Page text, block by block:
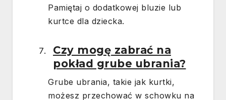
Pamiętaj o dodatkowej bluzie lub
kurtce dla dziecka.
Czy mogę zabrać na
pokład grube ubrania?
Grube ubrania, takie jak kurtki,
możesz przechować w schowku na